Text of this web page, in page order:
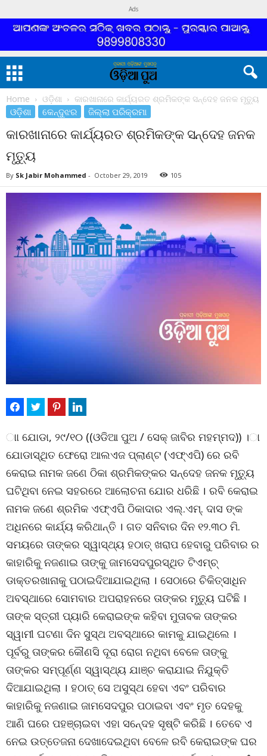
Ads
Home ଓଡ଼ିଶା କାରଖାନାରେ କାର୍ଯ୍ୟରତ ଶ୍ରମିକଙ୍କ ସନ୍ଦେହ ଜନକ ମୃତ୍ୟୁ
ଓଡ଼ିଶା କେନ୍ଦୁଝର ଜିଲ୍ଲା ପରିକ୍ରମା
କାରଖାନାରେ କାର୍ଯ୍ୟରତ ଶ୍ରମିକଙ୍କ ସନ୍ଦେହ ଜନକ
ମୃତ୍ୟୁ
By Sk Jabir Mohammed - October 29, 2019 105
ାା ଯୋଡା, ୨୯/୧୦ ((ଓଡିଆ ପୁଅ / ସେକ୍ ଜାବିର ମହମ୍ମଦ)) ।ା
ଯୋଡାସ୍ଥିତ ଫେରୋ ଆଲଏଜ ପ୍ଲାଣ୍ଟ (ଏଫ୍ଏପି) ରେ ରବି
କେରାଇ ନାମକ ଜଣେ ଠିକା ଶ୍ରମିକଙ୍କର ସନ୍ଦେହ ଜନକ ମୃତ୍ୟୁ
ଘଟିଥିବା ନେଇ ସହରରେ ଆଲୋଚନା ଯୋର ଧରିଛି । ରବି କେରାଇ
ନାମକ ଜଣେ ଶ୍ରମିକ ଏଫ୍ଏପି ଠିକାଦାର ଏଲ୍.ଏମ୍. ଦାସ ଙ୍କ
ଅଧିନରେ କାର୍ଯ୍ୟ କରିଥାନ୍ତି । ଗତ ସନିବାର ଦିନ ୧୨.୩୦ ମି.
ସମୟରେ ତାଙ୍କର ସ୍ୱାସ୍ଥ୍ୟ ହଠାତ୍ ଖରାପ ହେବାରୁ ପରିବାର ର
କାହାରିକୁ ନଜଣାଇ ତାଙ୍କୁ ଜାମସେଦପୁରସ୍ଥିତ ଟିଏମ୍ଚ୍
ଡାକ୍ତରଖାନାକୁ ପଠାଇଦିଆଯାଇଥିଲା । ସେଠାରେ ଚିକିତ୍ସାଧିନ
ଅବସ୍ଥାରେ ସୋମବାର ଅପରାହନରେ ତାଙ୍କର ମୃତୁ୍ୟ ଘଟିଛି ।
ତାଙ୍କ ସ୍ତ୍ରୀ ପ୍ୟାରି କେରାଇଙ୍କ କହିବା ମୁତାବକ ତାଙ୍କର
ସ୍ୱାମୀ ଘଟଣା ଦିନ ସୁସ୍ଥ ଅବସ୍ଥାରେ କାମକୁ ଯାଇଥିଲେ ।
ପୂର୍ବରୁ ତାଙ୍କର କୌଣସି ଦୂରା ରୋଗ ନଥିବା ବେଳେ ତାଙ୍କୁ
ତାଙ୍କର ସମ୍ପୂର୍ଣ୍ଣ ସ୍ୱାସ୍ଥ୍ୟ ଯାଞ୍ଚ କରାଯାଇ ନିଯୁକ୍ତି
ଦିଆଯାଇଥିଲା । ହଠାତ୍ ସେ ଅସୁସ୍ଥ ହେବା ଏବଂ ପରିବାର
କାହାରିକୁ ନଜଣାଇ ଜାମସେଦପୁର ପଠାଇବା ଏବଂ ମୃତ ଦେହକୁ
ଆଣି ଘରେ ପହଞ୍ଚାଇବା ଏହା ସନେ୍ଦହ ସୃଷ୍ଟି କରିଛି । ତେବେ ଏ
ନେଇ ଉତ୍ତେଜନା ଦେଖାଦେଇଥିବା ବେଳେ ରବି କେରାଇଙ୍କ ଘର